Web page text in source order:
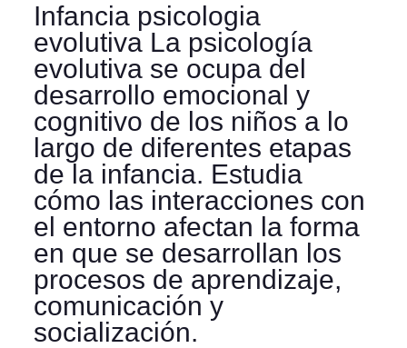
Infancia psicologia
evolutiva La psicología
evolutiva se ocupa del
desarrollo emocional y
cognitivo de los niños a lo
largo de diferentes etapas
de la infancia. Estudia
cómo las interacciones con
el entorno afectan la forma
en que se desarrollan los
procesos de aprendizaje,
comunicación y
socialización.